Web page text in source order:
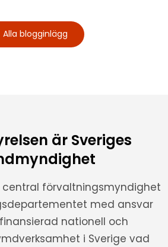
Alla blogginlägg
är Sveriges
central förvaltningsmyndighet
med ansvar
nationell och
i Sverige vad